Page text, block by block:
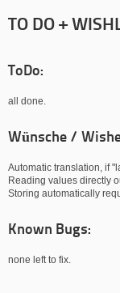
TO DO +
ToDo:
all done.
Wünsche /
Automatic translation, if
Reading values directly
Storing automatically
Known Bugs:
none left to fix.